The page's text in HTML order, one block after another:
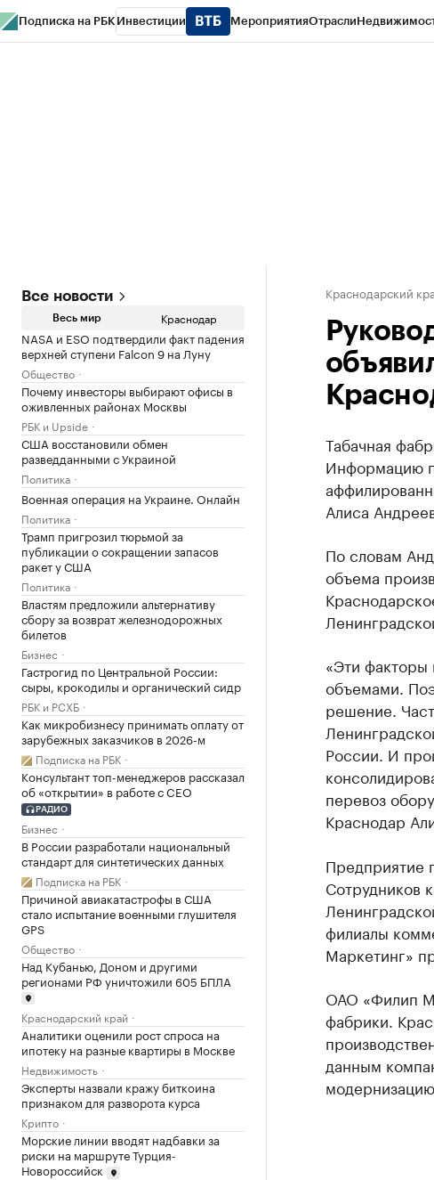
Подписка на РБК Инвестиции МероприятияОтрасли
Все новости
Весь мир Краснодар
NASA и ESO подтвердили факт падения
верхней ступени Falcon 9 на Луну
Общество
Почему инвесторы выбирают офисы в
оживленных районах Москвы
РБК и Upside
США восстановили обмен
разведданными с Украиной
Политика
Военная операция на Украине. Онлайн
Политика
Трамп пригрозил тюрьмой за
публикации о сокращении запасов
ракет у США
Политика
Властям предложили альтернативу
сбору за возврат железнодорожных
билетов
Бизнес
Гастрогид по Центральной России:
сыры, крокодилы и органический сидр
РБК и РСХБ
Как микробизнесу принимать оплату от
зарубежных заказчиков в 2026-м
Подписка на РБК
Консультант топ-менеджеров рассказал
об «открытии» в работе с CEO
РАДИО
Бизнес
В России разработали национальный
стандарт для синтетических данных
Подписка на РБК
Причиной авиакатастрофы в США
стало испытание военными глушителя
GPS
Общество
Над Кубанью, Доном и другими
регионами РФ уничтожили 605 БПЛА
Краснодарский край
Аналитики оценили рост спроса на
ипотеку на разные квартиры в Москве
Недвижимость
Эксперты назвали кражу биткоина
признаком для разворота курса
Крипто
Морские линии вводят надбавки за
риски на маршруте Турция-
Новороссийск
Краснодарский
Табачная
Информацию
Алиса
По словам
объема
«Эти факторы
объемами.
решение.
России. И
перевоз
Краснодар
Предприятие
Сотрудников
филиалы
Маркетинг»
ОАО «Филип
фабрики.
данным